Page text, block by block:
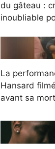
du gâteau :
inoubliable
La
Hansard
avant sa mort